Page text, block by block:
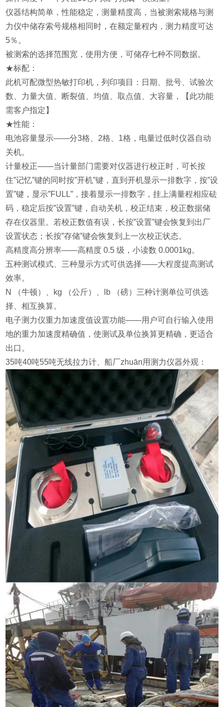
仪器结构简单，性能稳定，测量精度高，当被测索规格与测
力仪中储存索号规格相同时，在额定量程内，测力精度可达
5％。
被测索的选择范围宽，使用方便，可储存七种不同数据。
★标配：
此机可配微型热敏打印机，列印项目：日期、批号、试验次
数、力量大值、断裂值、均值、取点值、大容量，【此功能
需客户指定】
★性能：
电池容量显示——分3格、2格、1格，电量过低时仪器自动
关机。
计量校正——当计量部门需要对仪器进行校正时，可长按
住”记忆”键的同时按”开机”键，直到开机显示一排数字，按”设
置”键，显示”FULL”，接着显示一排数字，挂上满量程相应砝
码，稳定后按”设置”键，自动关机，校正结束，校正数据储
存在仪器里。若校正数值有误，长按”设置”键会恢复到出厂
设置状态；长按”存储”键会恢复到上一次校正状态。
高精度高分辨率——高精度 0.5 级，小读数 0.0001kg。
五种测试模式、三种显示方式可供选择——大程度提高测试
效率。
N （牛顿）、kg （公斤）、lb （磅）三种计测单位可供选
择、相互换算。
电子测力仪重力加速度值设置功能——用户可自行输入使用
地的重力加速度精确值，使测试及单位换算更精确，更适合
出口。
35吨40吨55吨无线拉力计、船厂zhuān用测力仪器外观：